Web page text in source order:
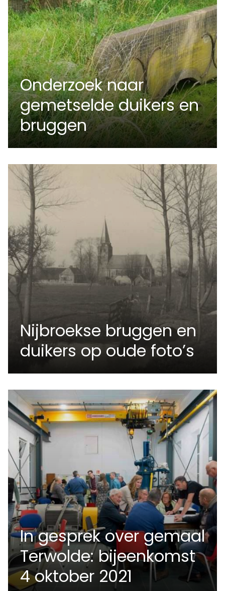
Onderzoek naar
gemetselde duikers en
bruggen
Nijbroekse bruggen en
duikers op oude foto’s
In gesprek over gemaal
Terwolde: bijeenkomst
4 oktober 2021